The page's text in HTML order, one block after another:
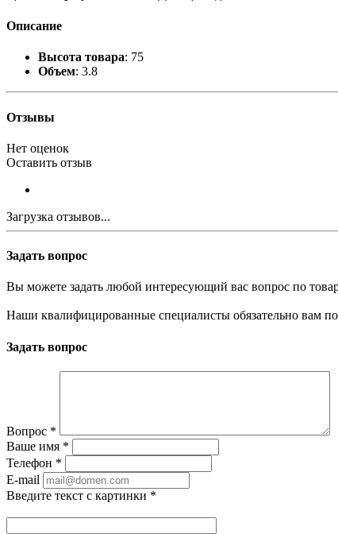
Описание
Высота товара: 75
Объем: 3.8
Отзывы
Нет оценок
Оставить отзыв
Загрузка отзывов...
Задать вопрос
Вы можете задать любой интересующий вас вопрос по
Наши квалифицированные специалисты обязательно вам
Задать вопрос
Вопрос *
Ваше имя *
Телефон *
E-mail
Введите текст с картинки *